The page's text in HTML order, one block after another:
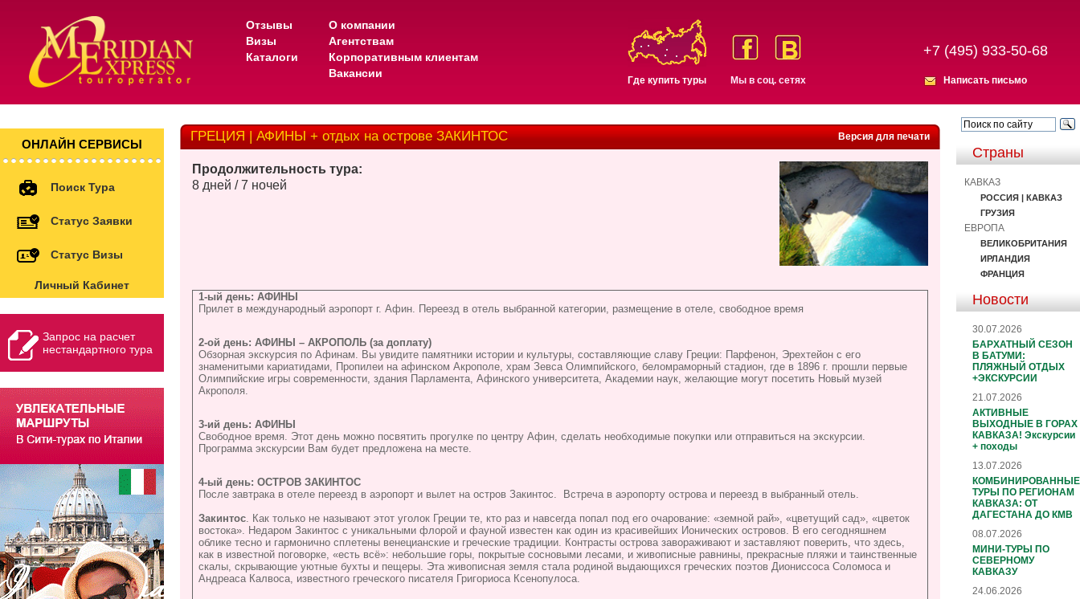
Отзывы
Визы
Каталоги
О компании
Агентствам
Корпоративным клиентам
Вакансии
Где купить туры Мы в соц. сетях
+7 (495) 933-50-68
Написать письмо
ОНЛАЙН СЕРВИСЫ
Поиск Тура
Статус Заявки
Статус Визы
Личный Кабинет
Запрос на расчет
нестандартного тура
Версия для печати
ГРЕЦИЯ | АФИНЫ + отдых на острове ЗАКИНТОС
Продолжительность тура:
8 дней / 7 ночей
1-ый день: АФИНЫ
Прилет в международный аэропорт г. Афин. Переезд в отель выбранной категории, размещение в отеле, свободное время
2-ой день: АФИНЫ – АКРОПОЛЬ (за доплату)
Обзорная экскурсия по Афинам. Вы увидите памятники истории и культуры, составляющие славу Греции: Парфенон, Эрехтейон с его
знаменитыми кариатидами, Пропилеи на афинском Акрополе, храм Зевса Олимпийского, беломраморный стадион, где в 1896 г. прошли первые
Олимпийские игры современности, здания Парламента, Афинского университета, Академии наук, желающие могут посетить Новый музей
Акрополя.
3-ий день: АФИНЫ
Свободное время. Этот день можно посвятить прогулке по центру Афин, сделать необходимые покупки или отправиться на экскурсии.
Программа экскурсии Вам будет предложена на месте.
4-ый день: ОСТРОВ ЗАКИНТОС
После завтрака в отеле переезд в аэропорт и вылет на остров Закинтос. Встреча в аэропорту острова и переезд в выбранный отель.
Закинтос. Как только не называют этот уголок Греции те, кто раз и навсегда попал под его очарование: «земной рай», «цветущий сад», «цветок
востока». Недаром Закинтос с уникальными флорой и фауной известен как один из красивейших Ионических островов. В его сегодняшнем
облике тесно и гармонично сплетены венецианские и греческие традиции. Контрасты острова завораживают и заставляют поверить, что здесь,
как в известной поговорке, «есть всё»: небольшие горы, покрытые сосновыми лесами, и живописные равнины, прекрасные пляжи и таинственные
скалы, скрывающие уютные бухты и пещеры. Эта живописная земля стала родиной выдающихся греческих поэтов Диониссоса Соломоса и
Андреаса Калвоса, известного греческого писателя Григориоса Ксенопулоса.
Страны
КАВКАЗ
РОССИЯ | КАВКАЗ
ГРУЗИЯ
ЕВРОПА
ВЕЛИКОБРИТАНИЯ
ИРЛАНДИЯ
ФРАНЦИЯ
Новости
30.07.2026
БАРХАТНЫЙ СЕЗОН
В БАТУМИ:
ПЛЯЖНЫЙ ОТДЫХ
+ЭКСКУРСИИ
21.07.2026
АКТИВНЫЕ
ВЫХОДНЫЕ В ГОРАХ
КАВКАЗА! Экскурсии
+ походы
13.07.2026
КОМБИНИРОВАННЫЕ
ТУРЫ ПО РЕГИОНАМ
КАВКАЗА: ОТ
ДАГЕСТАНА ДО КМВ
08.07.2026
МИНИ-ТУРЫ ПО
СЕВЕРНОМУ
КАВКАЗУ
24.06.2026